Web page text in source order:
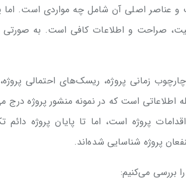
و عناصر اصلی آن شامل چه مواردی است.
صراحت و اطلاعات کافی است. به
زمانی پروژه، ریسک‌های احتمالی
اطلاعاتی است که در نمونه منشور پروژه
پروژه است، اما تا پایان پروژه
پروژه شناسایی شده‌اند.
بررسی می‌کنیم: